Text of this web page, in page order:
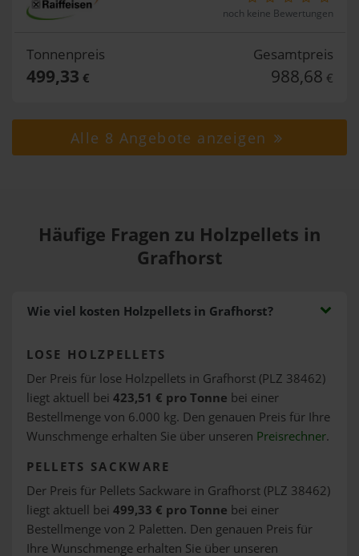
noch keine Bewertungen
Tonnenpreis
499,33 €
Gesamtpreis
988,68 €
Alle 8 Angebote anzeigen
Häufige Fragen zu Holzpellets in
Grafhorst
Wie viel kosten Holzpellets in Grafhorst?
LOSE HOLZPELLETS
Der Preis für lose Holzpellets in Grafhorst (PLZ 38462)
liegt aktuell bei 423,51 € pro Tonne bei einer
Bestellmenge von 6.000 kg. Den genauen Preis für Ihre
Wunschmenge erhalten Sie über unseren Preisrechner.
PELLETS SACKWARE
Der Preis für Pellets Sackware in Grafhorst (PLZ 38462)
liegt aktuell bei 499,33 € pro Tonne bei einer
Bestellmenge von 2 Paletten. Den genauen Preis für
Ihre Wunschmenge erhalten Sie über unseren